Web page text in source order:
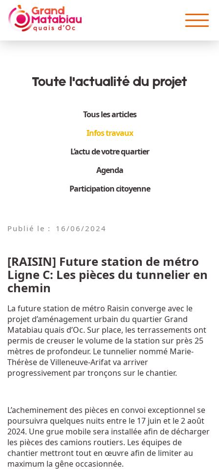
Aller au contenu principal
Toute l'actualité du projet
Tous les articles
Infos travaux
L’actu de votre quartier
Agenda
Participation citoyenne
Publié le : 16/06/2024
[RAISIN] Future station de métro
Ligne C: Les pièces du tunnelier en
chemin
La future station de métro Raisin converge avec le
projet d’aménagement urbain du quartier Grand
Matabiau quais d’Oc. Sur place, les terrassements ont
permis de creuser le volume de la station sur près 25
mètres de profondeur. Le tunnelier nommé Marie-
Thérèse de Villeneuve-Arifat va arriver
progressivement par tronçons sur le chantier.
L’acheminement des pièces en convoi exceptionnel se
poursuivra quelques nuits entre le 17 juin et le 2 août
2024. Une grue mobile sera installée afin de décharger
les pièces des camions routiers. Les équipes de
chantier mettront tout en œuvre afin de limiter au
maximum la gêne occasionnée.